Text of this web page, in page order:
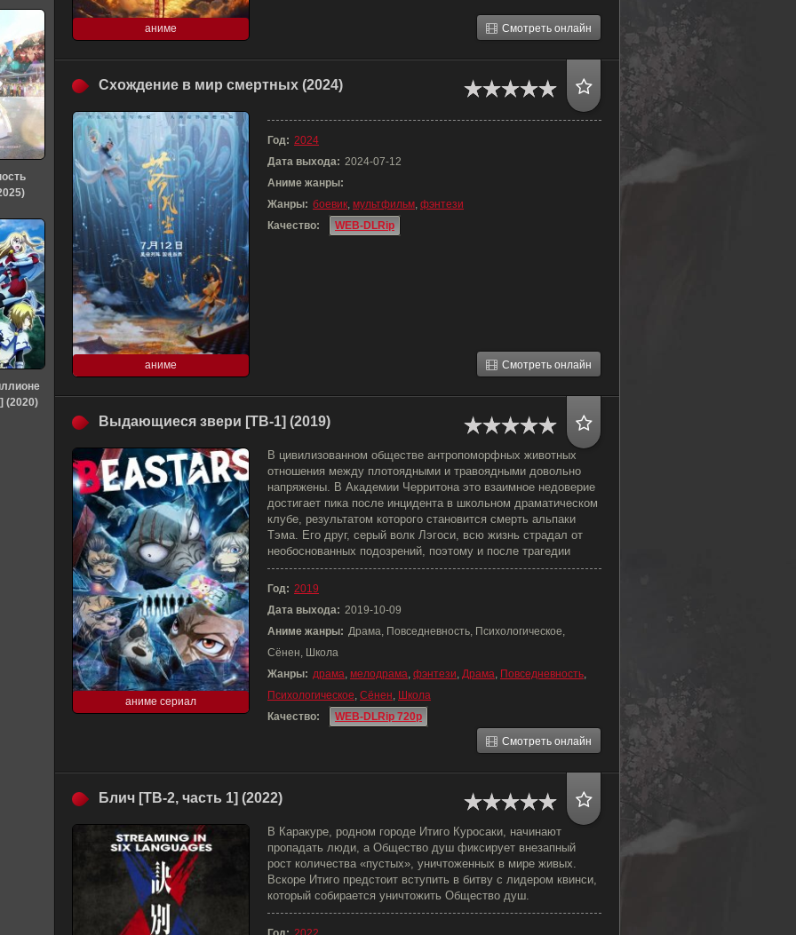
аниме Смотреть онлайн
Схождение в мир смертных (2024)
аниме
Год: 2024
Дата выхода: 2024-07-12
Аниме жанры:
Жанры: боевик, мультфильм, фэнтези
Качество:
WEB-DLRip
Смотреть онлайн
Выдающиеся звери [ТВ-1] (2019)
аниме сериал
В цивилизованном обществе антропоморфных животных
отношения между плотоядными и травоядными довольно
напряжены. В Академии Черритона это взаимное недоверие
достигает пика после инцидента в школьном драматическом
клубе, результатом которого становится смерть альпаки
Тэма. Его друг, серый волк Лэгоси, всю жизнь страдал от
необоснованных подозрений, поэтому и после трагедии
Год: 2019
Дата выхода: 2019-10-09
Аниме жанры: Драма, Повседневность, Психологическое,
Сёнен, Школа
Жанры: драма, мелодрама, фэнтези, Драма, Повседневность,
Психологическое, Сёнен, Школа
Качество:
WEB-DLRip 720p
Смотреть онлайн
Блич [ТВ-2, часть 1] (2022)
В Каракуре, родном городе Итиго Куросаки, начинают
пропадать люди, а Общество душ фиксирует внезапный
рост количества «пустых», уничтоженных в мире живых.
Вскоре Итиго предстоит вступить в битву с лидером квинси,
который собирается уничтожить Общество душ.
(2020)